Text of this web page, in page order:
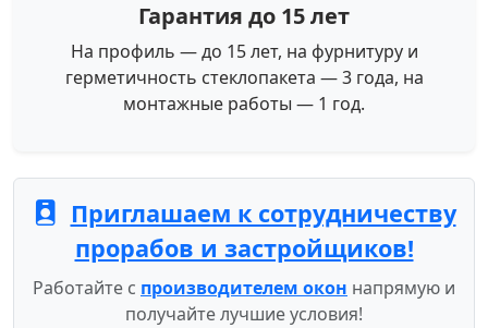
Гарантия до 15 лет
На профиль — до 15 лет, на фурнитуру и
герметичность стеклопакета — 3 года, на
монтажные работы — 1 год.
Приглашаем к сотрудничеству
прорабов и застройщиков!
Работайте с производителем окон напрямую и
получайте лучшие условия!